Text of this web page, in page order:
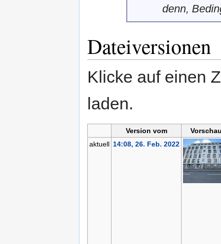
denn,
Dateiversionen
Klicke auf einen
laden.
Version vom
aktuell 14:08, 26. Feb. 2022